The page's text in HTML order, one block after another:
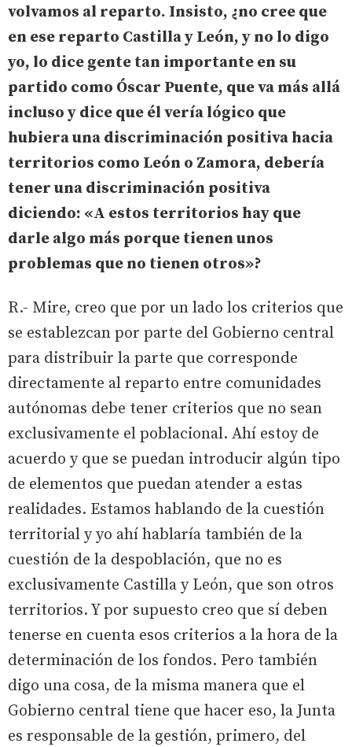
volvamos al reparto. Insisto, ¿no cree que
en ese reparto Castilla y León, y no lo digo
yo, lo dice gente tan importante en su
partido como Óscar Puente, que va más allá
incluso y dice que él vería lógico que
hubiera una discriminación positiva hacia
territorios como León o Zamora, debería
tener una discriminación positiva
diciendo: «A estos territorios hay que
darle algo más porque tienen unos
problemas que no tienen otros»?
R.- Mire, creo que por un lado los criterios que
se establezcan por parte del Gobierno central
para distribuir la parte que corresponde
directamente al reparto entre comunidades
autónomas debe tener criterios que no sean
exclusivamente el poblacional. Ahí estoy de
acuerdo y que se puedan introducir algún tipo
de elementos que puedan atender a estas
realidades. Estamos hablando de la cuestión
territorial y yo ahí hablaría también de la
cuestión de la despoblación, que no es
exclusivamente Castilla y León, que son otros
territorios. Y por supuesto creo que sí deben
tenerse en cuenta esos criterios a la hora de la
determinación de los fondos. Pero también
digo una cosa, de la misma manera que el
Gobierno central tiene que hacer eso, la Junta
es responsable de la gestión, primero, del